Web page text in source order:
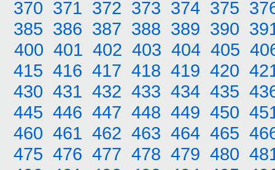
370 371 372 373 374 375
385 386 387 388 389 390
400 401 402 403 404 405
415 416 417 418 419 420
430 431 432 433 434 435
445 446 447 448 449 450
460 461 462 463 464 465
475 476 477 478 479 480